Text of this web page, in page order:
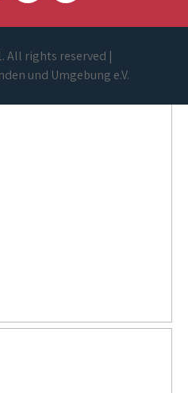
All rights reserved |
und Umgebung e.V.